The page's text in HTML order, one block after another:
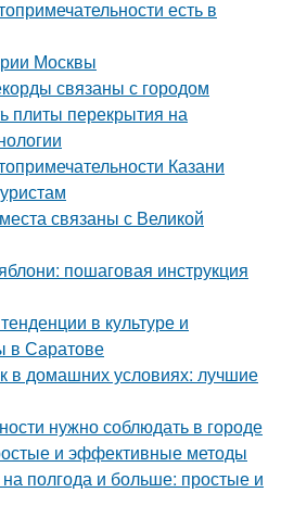
есть в
Москвы
связаны с городом
плиты перекрытия на
Казани
связаны с Великой
пошаговая инструкция
в культуре и
в Саратове
в домашних условиях: лучшие
нужно соблюдать в городе
и эффективные методы
на полгода и больше: простые и